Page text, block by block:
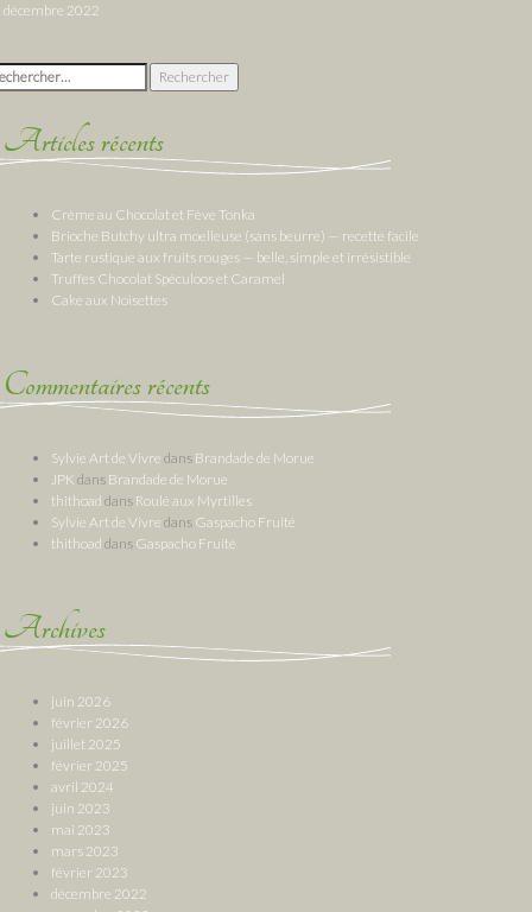
décembre 2022
:
Articles récents
Crème au Chocolat et Fève Tonka
Brioche Butchy ultra moelleuse (sans beurre) — recette facile
Tarte rustique aux fruits rouges — belle, simple et irrésistible
Truffes Chocolat Spéculoos et Caramel
Cake aux Noisettes
Commentaires récents
Sylvie Art de Vivre dans Brandade de Morue
JPK dans Brandade de Morue
thithoad dans Roulé aux Myrtilles
Sylvie Art de Vivre dans Gaspacho Fruité
thithoad dans Gaspacho Fruité
Archives
juin 2026
février 2026
juillet 2025
février 2025
avril 2024
juin 2023
mai 2023
mars 2023
février 2023
décembre 2022